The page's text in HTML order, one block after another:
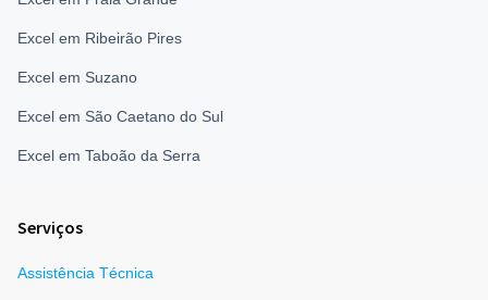
Excel em Ribeirão Pires
Excel em Suzano
Excel em São Caetano do Sul
Excel em Taboão da Serra
Serviços
Assistência Técnica